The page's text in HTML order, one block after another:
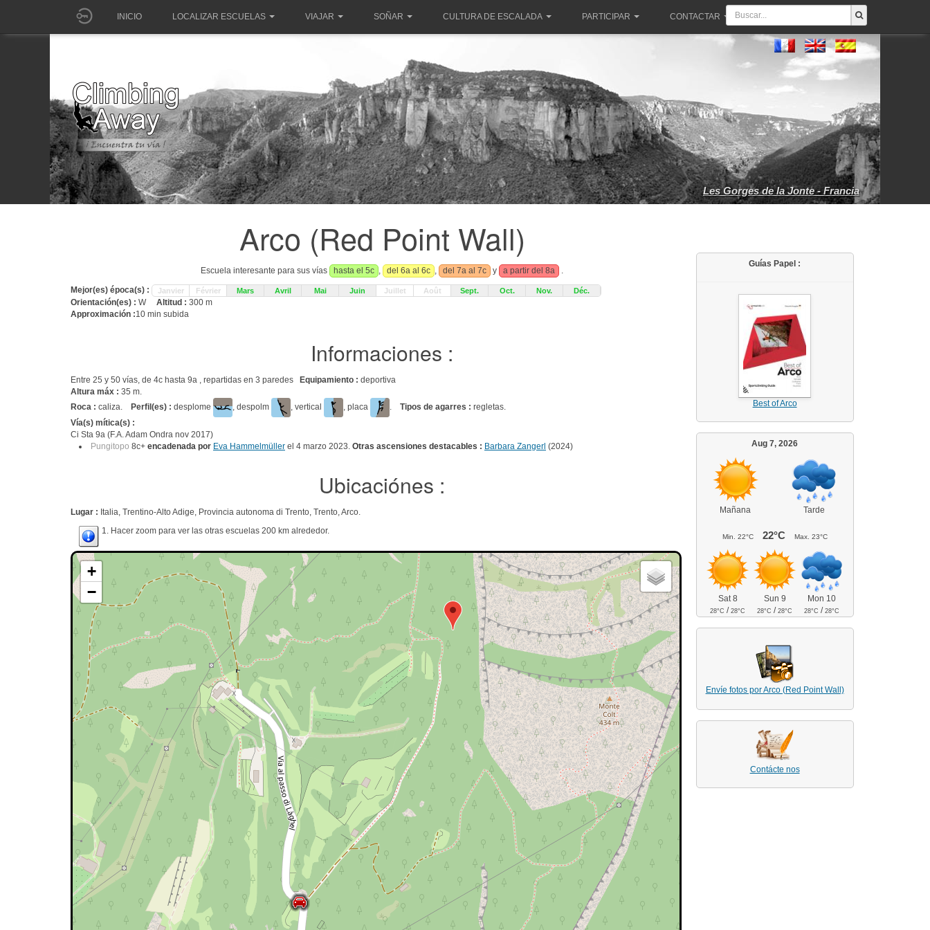
INICIO LOCALIZAR ESCUELAS VIAJAR SOÑAR CULTURA DE ESCALADA PARTICIPAR CONTACTAR
Les Gorges de la Jonte - Francia
Arco (Red Point Wall)
Escuela interesante para sus vías hasta el 5c , del 6a al 6c , del 7a al 7c y a partir del 8a .
Mejor(es) época(s) : Janvier Février Mars Avril Mai Juin Juillet Août Sept. Oct. Nov. Déc.
Orientación(es) : W Altitud : 300 m
Approximación :10 min subida
Informaciones :
Entre 25 y 50 vías, de 4c hasta 9a , repartidas en 3 paredes Equipamiento : deportiva
Altura máx : 35 m.
Roca : caliza. Perfil(es) : desplome , despolm , vertical , placa . Tipos de agarres : regletas.
Vía(s) mítica(s) :
Ci Sta 9a (F.A. Adam Ondra nov 2017)
Pungitopo 8c+ encadenada por Eva Hammelmüller el 4 marzo 2023. Otras ascensiones destacables : Barbara Zangerl (2024)
Ubicaciónes :
Lugar : Italia, Trentino-Alto Adige, Provincia autonoma di Trento, Trento, Arco.
1. Hacer zoom para ver las otras escuelas 200 km alrededor.
+
−
Guías Papel :
Best of Arco
Aug 7, 2026
Mañana Tarde
Min. 22°C 22°C Max. 23°C
Sat 8
28°C /28°C
Sun 9
28°C /28°C
Mon 10
28°C /28°C
Envíe fotos por Arco (Red Point Wall)
Contácte nos